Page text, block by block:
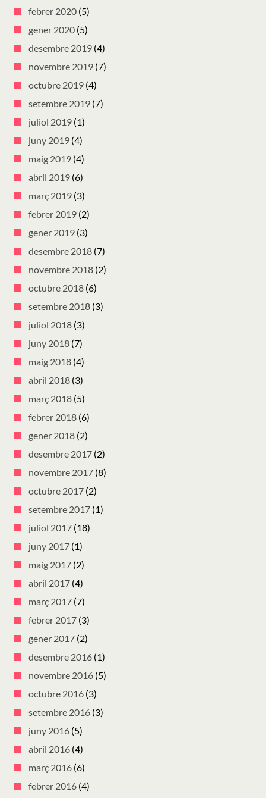
febrer 2020 (5)
gener 2020 (5)
desembre 2019 (4)
novembre 2019 (7)
octubre 2019 (4)
setembre 2019 (7)
juliol 2019 (1)
juny 2019 (4)
maig 2019 (4)
abril 2019 (6)
març 2019 (3)
febrer 2019 (2)
gener 2019 (3)
desembre 2018 (7)
novembre 2018 (2)
octubre 2018 (6)
setembre 2018 (3)
juliol 2018 (3)
juny 2018 (7)
maig 2018 (4)
abril 2018 (3)
març 2018 (5)
febrer 2018 (6)
gener 2018 (2)
desembre 2017 (2)
novembre 2017 (8)
octubre 2017 (2)
setembre 2017 (1)
juliol 2017 (18)
juny 2017 (1)
maig 2017 (2)
abril 2017 (4)
març 2017 (7)
febrer 2017 (3)
gener 2017 (2)
desembre 2016 (1)
novembre 2016 (5)
octubre 2016 (3)
setembre 2016 (3)
juny 2016 (5)
abril 2016 (4)
març 2016 (6)
febrer 2016 (4)